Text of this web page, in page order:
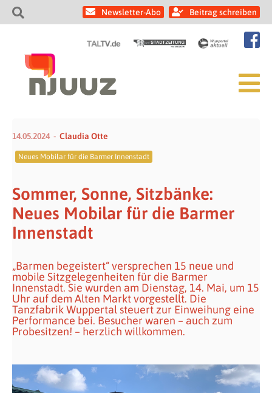
Newsletter-Abo Beitrag schreiben
14.05.2024 Claudia Otte
Neues Mobilar für die Barmer Innenstadt
Sommer, Sonne, Sitzbänke:
Neues Mobilar für die Barmer
Innenstadt
„Barmen begeistert“ versprechen 15 neue und
mobile Sitzgelegenheiten für die Barmer
Innenstadt. Sie wurden am Dienstag, 14. Mai, um 15
Uhr auf dem Alten Markt vorgestellt. Die
Tanzfabrik Wuppertal steuert zur Einweihung eine
Performance bei. Besucher waren – auch zum
Probesitzen! – herzlich willkommen.